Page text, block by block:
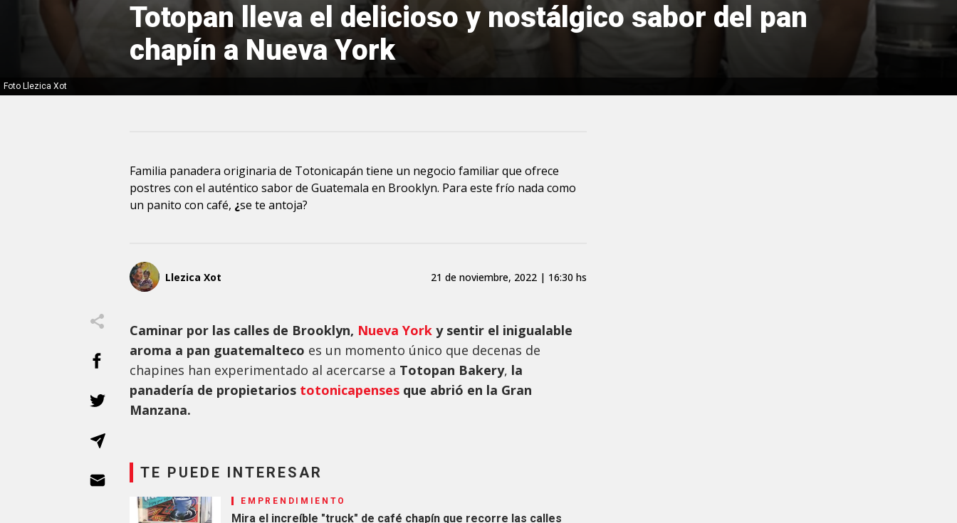
Foto Llezica Xot
Totopan lleva el delicioso y nostálgico sabor del pan
chapín a Nueva York
Familia panadera originaria de Totonicapán tiene un negocio familiar que ofrece
postres con el auténtico sabor de Guatemala en Brooklyn. Para este frío nada como
un panito con café, ¿se te antoja?
Llezica Xot 21 de noviembre, 2022 | 16:30 hs
Caminar por las calles de Brooklyn, Nueva York y sentir el inigualable
aroma a pan guatemalteco es un momento único que decenas de
chapines han experimentado al acercarse a Totopan Bakery, la
panadería de propietarios totonicapenses que abrió en la Gran
Manzana.
TE PUEDE INTERESAR
EMPRENDIMIENTO
Mira el increíble "truck" de café chapín que recorre las calles